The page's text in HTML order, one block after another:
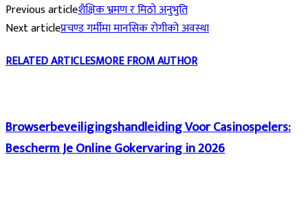
Previous articleशैक्षिक भ्रमण र मिठो अनुभुति
Next articleप्रचण्ड गर्मीमा मानसिक रोगीको अवस्था
RELATED ARTICLESMORE FROM AUTHOR
Browserbeveiligingshandleiding Voor Casinospelers:
Bescherm Je Online Gokervaring in 2026